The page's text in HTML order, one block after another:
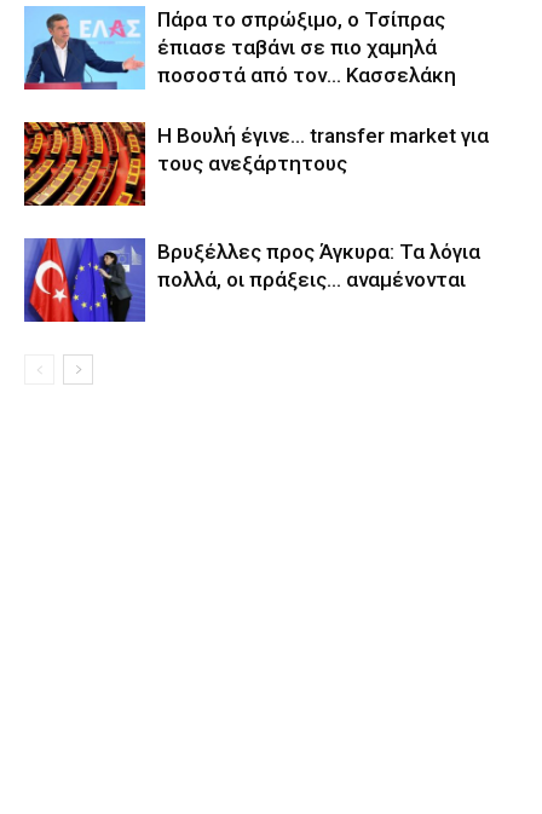
Πάρα το σπρώξιμο, ο Τσίπρας
έπιασε ταβάνι σε πιο χαμηλά
ποσοστά από τον… Κασσελάκη
Η Βουλή έγινε… transfer market για
τους ανεξάρτητους
Βρυξέλλες προς Άγκυρα: Τα λόγια
πολλά, οι πράξεις… αναμένονται